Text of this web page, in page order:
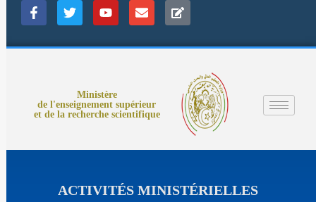
Ministère
de l'enseignement supérieur
et de la recherche scientifique
ACTIVITÉS MINISTÉRIELLES